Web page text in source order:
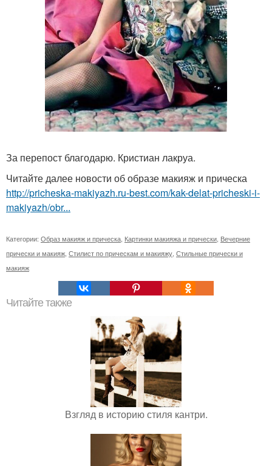
За перепост благодарю. Кристиан лакруа.
Читайте далее новости об образе макияж и прическа
http://pricheska-makiyazh.ru-best.com/kak-delat-pricheski-i-
makiyazh/obr...
Категории: Образ макияж и прическа Картинки макияжа и прически Вечерние
прически и макияж Стилист по прическам и макияжу Стильные прически и
макияж
Читайте также
Взгляд в историю стиля кантри.